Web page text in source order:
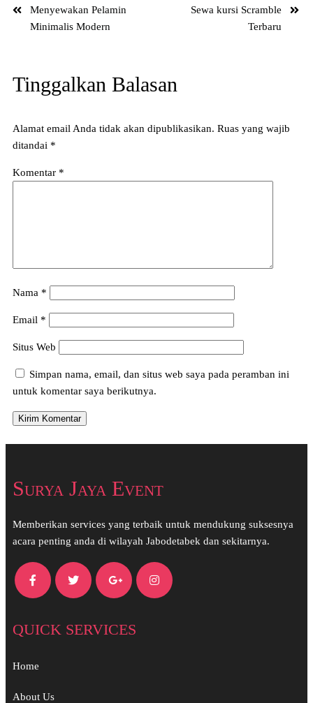
Menyewakan Pelamin
Minimalis Modern
Sewa kursi Scramble
Terbaru
Tinggalkan Balasan
Alamat email Anda tidak akan dipublikasikan. Ruas yang wajib
ditandai *
Komentar *
Nama *
Email *
Situs Web
Simpan nama, email, dan situs web saya pada peramban ini
untuk komentar saya berikutnya.
Surya Jaya Event
Memberikan services yang terbaik untuk mendukung suksesnya
acara penting anda di wilayah Jabodetabek dan sekitarnya.
QUICK SERVICES
Home
About Us